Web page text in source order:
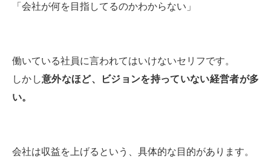
「会社が何を目指してるのかわからない」
働いている社員に言われてはいけないセリフです。
しかし意外なほど、ビジョンを持っていない経営者が多
い。
会社は収益を上げるという、具体的な目的があります。